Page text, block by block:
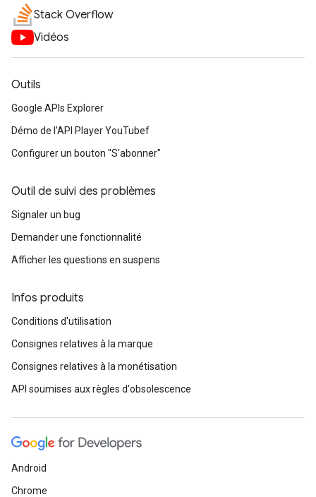
Stack Overflow
Vidéos
Outils
Google APIs Explorer
Démo de l'API Player YouTubef
Configurer un bouton "S'abonner"
Outil de suivi des problèmes
Signaler un bug
Demander une fonctionnalité
Afficher les questions en suspens
Infos produits
Conditions d'utilisation
Consignes relatives à la marque
Consignes relatives à la monétisation
API soumises aux règles d'obsolescence
Android
Chrome